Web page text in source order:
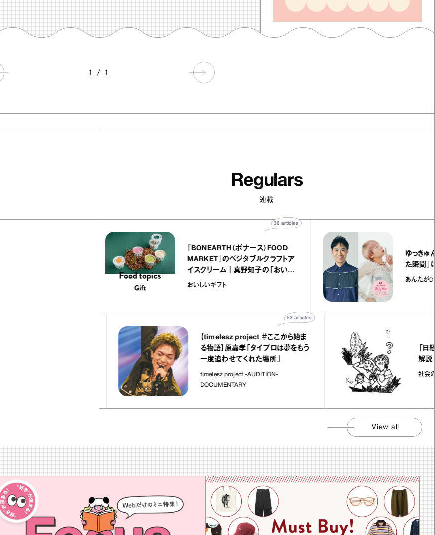
1 / 1
Regulars
連載
『BONEARTH（ボナース）FOOD
MARKET』のベジタブルクラフトア
イスクリーム｜真野知子の「おいし
いギフト」
おいしいギフト
36
【timelesz project ＃ここから始ま
る物語】原嘉孝「タイプロは夢をもう
一度追わせてくれた場所」
timelesz project -AUDITION-
DOCUMENTARY
articles
「日経平均7
社会のじかん
View all